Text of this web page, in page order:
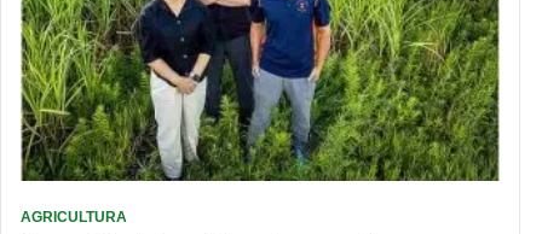
AGRICULTURA